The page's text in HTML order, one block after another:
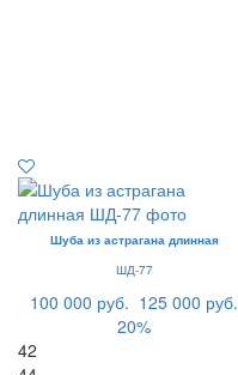
Шуба из астрагана длинная
ШД-77
100 000 руб. 125 000 руб.
20%
42